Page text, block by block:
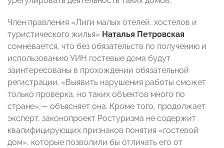
Член правления «Лиги малых отелей, хостелов и
туристического жилья» Наталья Петровская
сомневается, что без обязательств по получению и
использованию УИН гостевые дома будут
заинтересованы в прохождении обязательной
регистрации. «Выявить нарушения работы сможет
только проверка, но таких объектов много по
стране»,— объясняет она. Кроме того, продолжает
эксперт, законопроект Ростуризма не содержит
квалифицирующих признаков понятия «гостевой
дом», которые позволили бы отличать его от